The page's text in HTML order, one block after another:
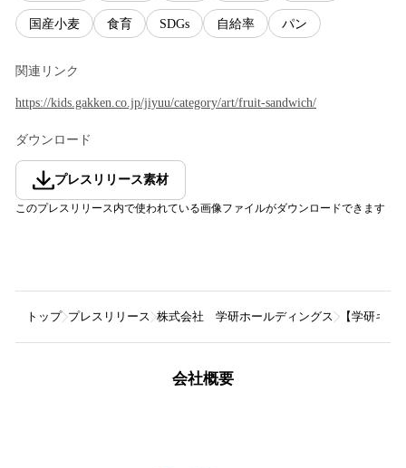
国産小麦 食育 SDGs 自給率 パン
関連リンク
https://kids.gakken.co.jp/jiyuu/category/art/fruit-sandwich/
ダウンロード
プレスリリース素材
このプレスリリース内で使われている画像ファイルがダウンロードできます
トップ プレスリリース 株式会社 学研ホールディングス 【学研キ
会社概要